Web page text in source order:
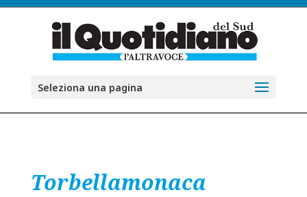
Seleziona una pagina
Torbellamonaca